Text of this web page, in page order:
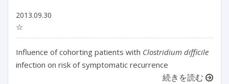
2013.09.30
☆
Influence of cohorting patients with Clostridium difficile
infection on risk of symptomatic recurrence
続きを読む